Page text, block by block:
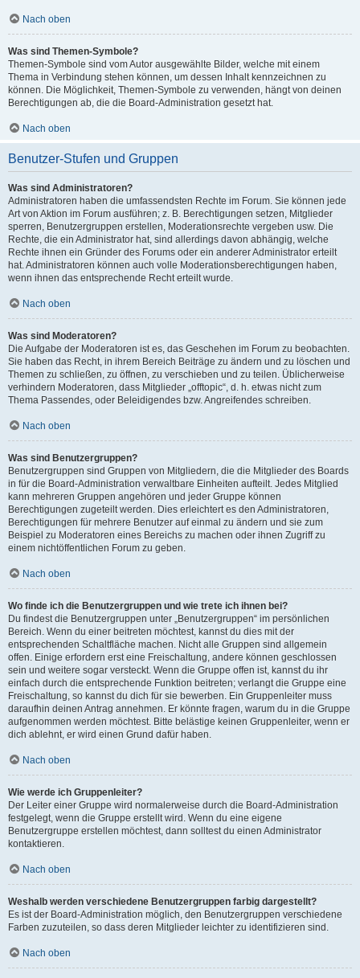
Nach oben
Was sind Themen-Symbole?
Themen-Symbole sind vom Autor ausgewählte Bilder, welche mit einem
Thema in Verbindung stehen können, um dessen Inhalt kennzeichnen zu
können. Die Möglichkeit, Themen-Symbole zu verwenden, hängt von deinen
Berechtigungen ab, die die Board-Administration gesetzt hat.
Nach oben
Benutzer-Stufen und Gruppen
Was sind Administratoren?
Administratoren haben die umfassendsten Rechte im Forum. Sie können jede
Art von Aktion im Forum ausführen; z. B. Berechtigungen setzen, Mitglieder
sperren, Benutzergruppen erstellen, Moderationsrechte vergeben usw. Die
Rechte, die ein Administrator hat, sind allerdings davon abhängig, welche
Rechte ihnen ein Gründer des Forums oder ein anderer Administrator erteilt
hat. Administratoren können auch volle Moderationsberechtigungen haben,
wenn ihnen das entsprechende Recht erteilt wurde.
Nach oben
Was sind Moderatoren?
Die Aufgabe der Moderatoren ist es, das Geschehen im Forum zu beobachten.
Sie haben das Recht, in ihrem Bereich Beiträge zu ändern und zu löschen und
Themen zu schließen, zu öffnen, zu verschieben und zu teilen. Üblicherweise
verhindern Moderatoren, dass Mitglieder „offtopic“, d. h. etwas nicht zum
Thema Passendes, oder Beleidigendes bzw. Angreifendes schreiben.
Nach oben
Was sind Benutzergruppen?
Benutzergruppen sind Gruppen von Mitgliedern, die die Mitglieder des Boards
in für die Board-Administration verwaltbare Einheiten aufteilt. Jedes Mitglied
kann mehreren Gruppen angehören und jeder Gruppe können
Berechtigungen zugeteilt werden. Dies erleichtert es den Administratoren,
Berechtigungen für mehrere Benutzer auf einmal zu ändern und sie zum
Beispiel zu Moderatoren eines Bereichs zu machen oder ihnen Zugriff zu
einem nichtöffentlichen Forum zu geben.
Nach oben
Wo finde ich die Benutzergruppen und wie trete ich ihnen bei?
Du findest die Benutzergruppen unter „Benutzergruppen“ im persönlichen
Bereich. Wenn du einer beitreten möchtest, kannst du dies mit der
entsprechenden Schaltfläche machen. Nicht alle Gruppen sind allgemein
offen. Einige erfordern erst eine Freischaltung, andere können geschlossen
sein und weitere sogar versteckt. Wenn die Gruppe offen ist, kannst du ihr
einfach durch die entsprechende Funktion beitreten; verlangt die Gruppe eine
Freischaltung, so kannst du dich für sie bewerben. Ein Gruppenleiter muss
daraufhin deinen Antrag annehmen. Er könnte fragen, warum du in die Gruppe
aufgenommen werden möchtest. Bitte belästige keinen Gruppenleiter, wenn er
dich ablehnt, er wird einen Grund dafür haben.
Nach oben
Wie werde ich Gruppenleiter?
Der Leiter einer Gruppe wird normalerweise durch die Board-Administration
festgelegt, wenn die Gruppe erstellt wird. Wenn du eine eigene
Benutzergruppe erstellen möchtest, dann solltest du einen Administrator
kontaktieren.
Nach oben
Weshalb werden verschiedene Benutzergruppen farbig dargestellt?
Es ist der Board-Administration möglich, den Benutzergruppen verschiedene
Farben zuzuteilen, so dass deren Mitglieder leichter zu identifizieren sind.
Nach oben